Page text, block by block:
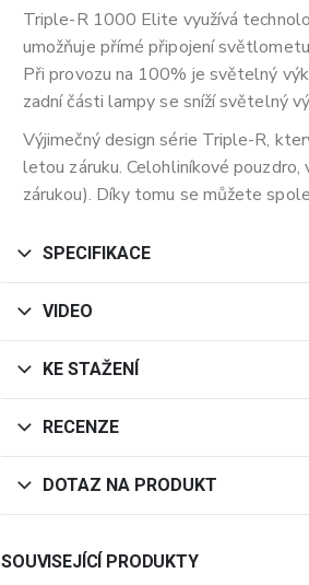
Triple-R 1000 Elite využívá
umožňuje přímé připojení
Při provozu na 100% je světelný
zadní části lampy se sníží světelný
Výjimečný design série Triple-R,
letou záruku. Celohliníkové
zárukou). Díky tomu se můžete
SPECIFIKACE
VIDEO
KE STAŽENÍ
RECENZE
DOTAZ NA PRODUKT
SOUVISEJÍCÍ PRODUKTY